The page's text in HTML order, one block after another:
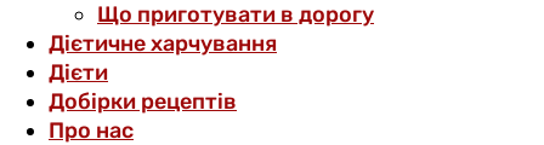
Що приготувати в дорогу
Дієтичне харчування
Дієти
Добірки рецептів
Про нас